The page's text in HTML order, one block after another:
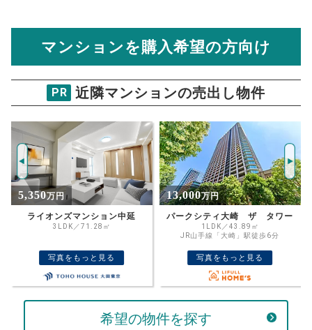
物件価格
万円
ご希望の
返済期間
住宅ローン
金利
%
ボーナス
返済金額
万円
万円
大森第14ウィーンハイツ
試算条件 40㎡・4階
推定売却価格：3477万円
資金計画のために査定額や希望売却価
格を入力して活用するのもおすすめ◎
計算する
マンションを購入希望の方向け
PR 近隣マンションの売出し物件
13,000万円
パークシティ大崎 ザ タワー
1LDK／43.89㎡
写真をもっと見る
23,800万円
大崎ウエストシティタワーズW棟
2SLDK／87.03㎡
写真をもっと見る
希望の物件を探す